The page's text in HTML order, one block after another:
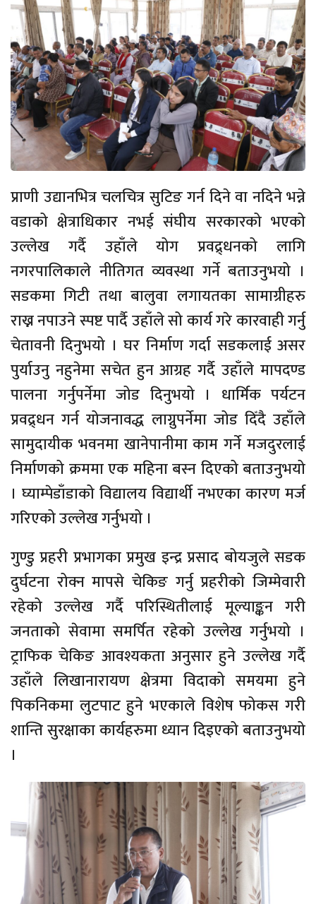
प्राणी उद्यानभित्र चलचित्र सुटिङ गर्न दिने वा नदिने भन्ने
वडाको क्षेत्राधिकार नभई संघीय सरकारको भएको
उल्लेख गर्दै उहाँले योग प्रवद्र्धनको लागि
नगरपालिकाले नीतिगत व्यवस्था गर्ने बताउनुभयो ।
सडकमा गिटी तथा बालुवा लगायतका सामाग्रीहरु
राख्न नपाउने स्पष्ट पार्दै उहाँले सो कार्य गरे कारवाही गर्नु
चेतावनी दिनुभयो । घर निर्माण गर्दा सडकलाई असर
पुर्याउनु नहुनेमा सचेत हुन आग्रह गर्दै उहाँले मापदण्ड
पालना गर्नुपर्नेमा जोड दिनुभयो । धार्मिक पर्यटन
प्रवद्र्धन गर्न योजनावद्ध लाग्नुपर्नेमा जोड दिँदै उहाँले
सामुदायीक भवनमा खानेपानीमा काम गर्ने मजदुरलाई
निर्माणको क्रममा एक महिना बस्न दिएको बताउनुभयो
। घ्याम्पेडाँडाको विद्यालय विद्यार्थी नभएका कारण मर्ज
गरिएको उल्लेख गर्नुभयो ।
गुण्डु प्रहरी प्रभागका प्रमुख इन्द्र प्रसाद बोयजुले सडक
दुर्घटना रोक्न मापसे चेकिङ गर्नु प्रहरीको जिम्मेवारी
रहेको उल्लेख गर्दै परिस्थितीलाई मूल्याङ्कन गरी
जनताको सेवामा समर्पित रहेको उल्लेख गर्नुभयो ।
ट्राफिक चेकिङ आवश्यकता अनुसार हुने उल्लेख गर्दै
उहाँले लिखानारायण क्षेत्रमा विदाको समयमा हुने
पिकनिकमा लुटपाट हुने भएकाले विशेष फोकस गरी
शान्ति सुरक्षाका कार्यहरुमा ध्यान दिइएको बताउनुभयो
।